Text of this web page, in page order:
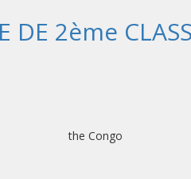
DE 2ème
of the Congo